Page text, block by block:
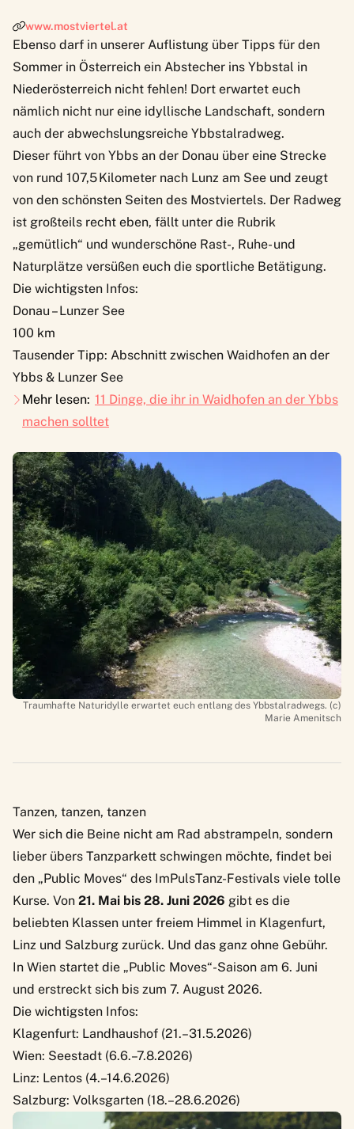
www.mostviertel.at
Ebenso darf in unserer Auflistung über Tipps für den
Sommer in Österreich ein Abstecher ins Ybbstal in
Niederösterreich nicht fehlen! Dort erwartet euch
nämlich nicht nur eine idyllische Landschaft, sondern
auch der abwechslungsreiche Ybbstalradweg.
Dieser führt von Ybbs an der Donau über eine Strecke
von rund 107,5 Kilometer nach Lunz am See und zeugt
von den schönsten Seiten des Mostviertels. Der Radweg
ist großteils recht eben, fällt unter die Rubrik
„gemütlich“ und wunderschöne Rast-, Ruhe- und
Naturplätze versüßen euch die sportliche Betätigung.
Die wichtigsten Infos:
Donau – Lunzer See
100 km
Tausender Tipp: Abschnitt zwischen Waidhofen an der
Ybbs & Lunzer See
Mehr lesen: 11 Dinge, die ihr in Waidhofen an der Ybbs
machen solltet
Traumhafte Naturidylle erwartet euch entlang des Ybbstalradwegs. (c)
Marie Amenitsch
Tanzen, tanzen, tanzen
Wer sich die Beine nicht am Rad abstrampeln, sondern
lieber übers Tanzparkett schwingen möchte, findet bei
den „Public Moves“ des ImPulsTanz-Festivals viele tolle
Kurse. Von 21. Mai bis 28. Juni 2026 gibt es die
beliebten Klassen unter freiem Himmel in Klagenfurt,
Linz und Salzburg zurück. Und das ganz ohne Gebühr.
In Wien startet die „Public Moves“-Saison am 6. Juni
und erstreckt sich bis zum 7. August 2026.
Die wichtigsten Infos:
Klagenfurt: Landhaushof (21.–31.5.2026)
Wien: Seestadt (6.6.–7.8.2026)
Linz: Lentos (4.–14.6.2026)
Salzburg: Volksgarten (18.–28.6.2026)